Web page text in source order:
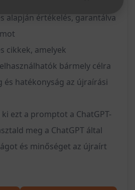
alapján értékelés, garantálva
cikkek, amelyek
bármely célra
és hatékonyság az újraírási
ezt a promptot a ChatGPT-
meg a ChatGPT által
és minőséget az újraírt